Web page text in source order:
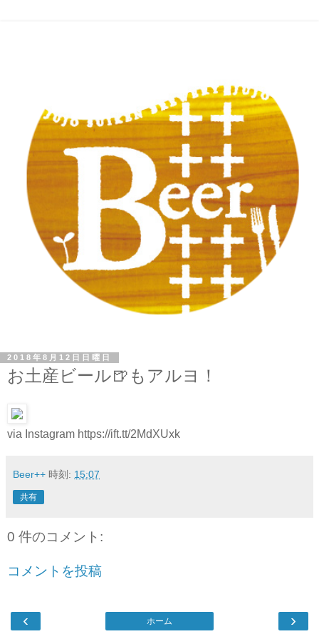
2018年8月12日日曜日
お土産ビール🍺もアルヨ！
via Instagram https://ift.tt/2MdXUxk
Beer++ 時刻: 15:07
共有
0 件のコメント:
コメントを投稿
‹ ›
ホーム